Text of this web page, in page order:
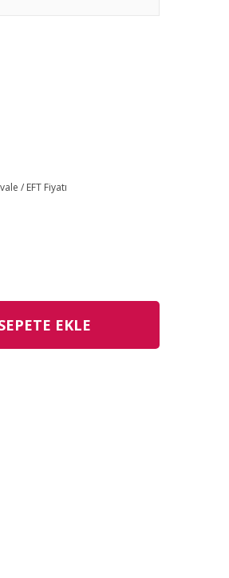
/ EFT Fiyatı
EKLE